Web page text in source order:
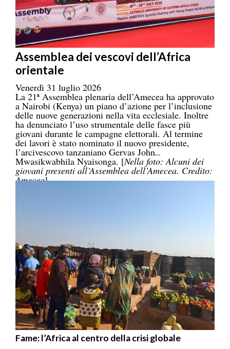
Assemblea dei vescovi dell’Africa
orientale
Venerdì 31 luglio 2026
La 21ª Assemblea plenaria dell’Amecea ha approvato
a Nairobi (Kenya) un piano d’azione per l’inclusione
delle nuove generazioni nella vita ecclesiale. Inoltre
ha denunciato l’uso strumentale delle fasce più
giovani durante le campagne elettorali. Al termine
dei lavori è stato nominato il nuovo presidente,
l’arcivescovo tanzaniano Gervas John
Mwasikwabhila Nyaisonga. [Nella foto: Alcuni dei
giovani presenti all’Assemblea dell’Amecea. Credito:
Amecea]
Fame: l’Africa al centro della crisi globale